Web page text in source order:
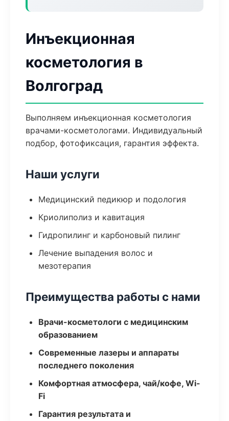
Инъекционная
косметология в
Волгоград
Выполняем инъекционная косметология
врачами-косметологами. Индивидуальный
подбор, фотофиксация, гарантия эффекта.
Наши услуги
Медицинский педикюр и подология
Криолиполиз и кавитация
Гидропилинг и карбоновый пилинг
Лечение выпадения волос и
мезотерапия
Преимущества работы с нами
Врачи-косметологи с медицинским
образованием
Современные лазеры и аппараты
последнего поколения
Комфортная атмосфера, чай/кофе, Wi-
Fi
Гарантия результата и